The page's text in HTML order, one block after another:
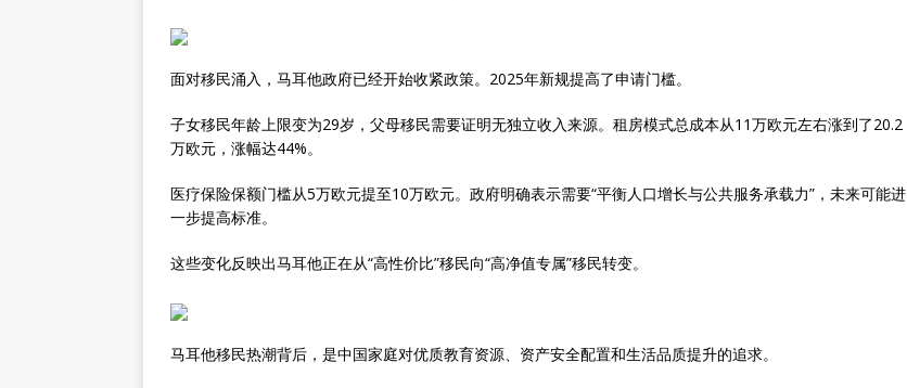
面对移民涌入，马耳他政府已经开始收紧政策。2025年新规提高了申请门槛。
子女移民年龄上限变为29岁，父母移民需要证明无独立收入来源。租房模式总成本从11万欧元左右涨到了20.2
万欧元，涨幅达44%。
医疗保险保额门槛从5万欧元提至10万欧元。政府明确表示需要“平衡人口增长与公共服务承载力”，未来可能进
一步提高标准。
这些变化反映出马耳他正在从“高性价比”移民向“高净值专属”移民转变。
马耳他移民热潮背后，是中国家庭对优质教育资源、资产安全配置和生活品质提升的追求。